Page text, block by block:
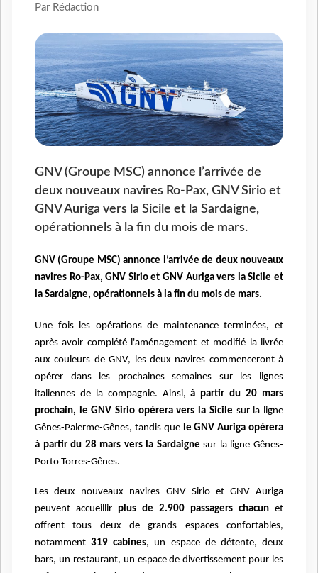
Par Rédaction
GNV (Groupe MSC) annonce l’arrivée de
deux nouveaux navires Ro-Pax, GNV Sirio et
GNV Auriga vers la Sicile et la Sardaigne,
opérationnels à la fin du mois de mars.
GNV (Groupe MSC) annonce l’arrivée de deux nouveaux
navires Ro-Pax, GNV Sirio et GNV Auriga vers la Sicile et
la Sardaigne, opérationnels à la fin du mois de mars.
Une fois les opérations de maintenance terminées, et
après avoir complété l'aménagement et modifié la livrée
aux couleurs de GNV, les deux navires commenceront à
opérer dans les prochaines semaines sur les lignes
italiennes de la compagnie. Ainsi,à partir du 20 mars
prochain, le GNV Sirio opérera vers la Sicile sur la ligne
Gênes-Palerme-Gênes, tandis que le GNV Auriga opérera
à partir du 28 mars vers la Sardaignesur la ligne Gênes-
Porto Torres-Gênes.
Les deux nouveaux navires GNV Sirio et GNV Auriga
peuvent accueillir plus de 2.900 passagers chacun et
offrent tous deux de grands espaces confortables,
notamment319 cabines, un espace de détente, deux
bars, un restaurant, un espace de divertissement pour les